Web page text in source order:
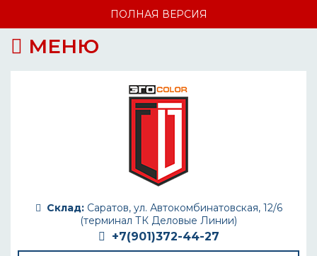
ПОЛНАЯ ВЕРСИЯ
МЕНЮ
Склад:Саратов, ул. Автокомбинатовская, 12/6
(терминал ТК Деловые Линии)
+7(901)372-44-27